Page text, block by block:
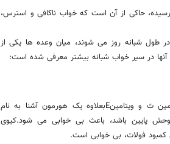
حاکی از آن است که خواب ناکافی و استرس،
طول شبانه روز می شوند، میان وعده ها یکی از
آنها در سیر خواب شبانه بیشتر معرفی شده است:
-کیوی:این میوه سرشار از آنتی اکسیدان ها، کاروتنوئیدها، ویتامین ث و ویتامینEبعلاوه یک هورمون آشنا به نام
پایین باشد، باعث بی خوابی می شود.کیوی
فولات، بی خوابی است.